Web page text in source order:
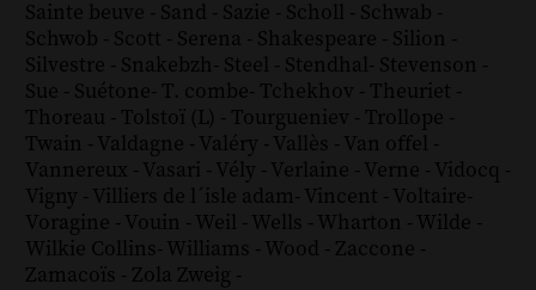
Sainte beuve - Sand - Sazie - Scholl - Schwab -
Schwob - Scott - Serena - Shakespeare - Silion -
Silvestre - Snakebzh- Steel - Stendhal- Stevenson -
Sue - Suétone- T. combe- Tchekhov - Theuriet -
Thoreau - Tolstoï (L) - Tourgueniev - Trollope -
Twain - Valdagne - Valéry - Vallès - Van offel -
Vannereux - Vasari - Vély - Verlaine - Verne - Vidocq -
Vigny - Villiers de l´isle adam- Vincent - Voltaire-
Voragine - Vouin - Weil - Wells - Wharton - Wilde -
Wilkie Collins- Williams - Wood - Zaccone -
Zamacoïs - Zola Zweig -